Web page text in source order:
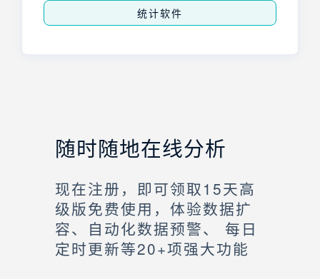
统计软件
随时随地在线分析
现在注册，即可领取15天高
级版免费使用，体验数据扩
容、自动化数据预警、 每日
定时更新等20+项强大功能